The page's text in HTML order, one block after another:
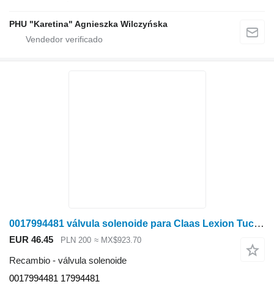
PHU "Karetina" Agnieszka Wilczyńska
0017994481 válvula solenoide para Claas Lexion Tucano Jaguar Xerion cosechadora de cereales
EUR 46.45 PLN 200 ≈ MX$923.70
Recambio - válvula solenoide
0017994481 17994481